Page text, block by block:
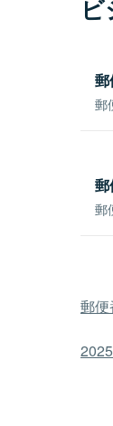
郵
郵
郵
郵